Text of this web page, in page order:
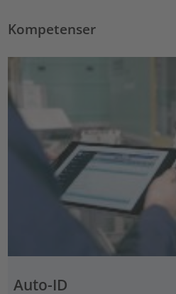
Kompetenser
Auto-ID